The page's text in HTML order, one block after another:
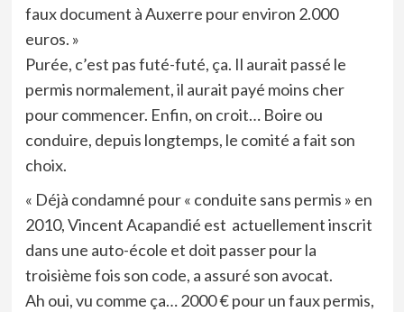
faux document à Auxerre pour environ 2.000
euros. »
Purée, c’est pas futé-futé, ça. Il aurait passé le
permis normalement, il aurait payé moins cher
pour commencer. Enfin, on croit… Boire ou
conduire, depuis longtemps, le comité a fait son
choix.
« Déjà condamné pour « conduite sans permis » en
2010, Vincent Acapandié est actuellement inscrit
dans une auto-école et doit passer pour la
troisième fois son code, a assuré son avocat.
Ah oui, vu comme ça… 2000 € pour un faux permis,